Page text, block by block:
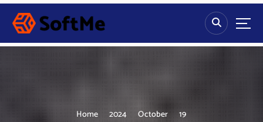
S
p
Home 2024 October 19